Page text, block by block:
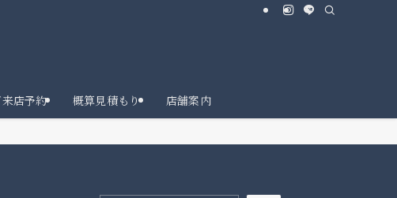
来店予約 概算見積もり 店舗案内